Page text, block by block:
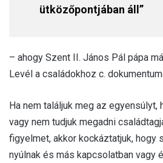
ütközőpontjában áll”
– ahogy Szent II. János Pál pápa
Levél a családokhoz c.
Ha nem találjuk meg az egyensúlyt,
vagy nem tudjuk megadni
figyelmet, akkor kockáztatjuk, hogy
nyúlnak és más kapcsolatban vagy